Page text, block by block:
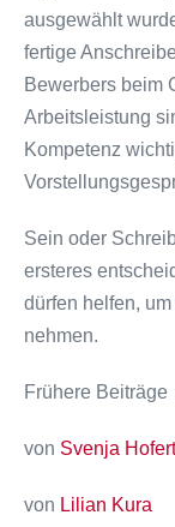
ausgewählt
fertige
Bewerbers beim
Arbeitsleistung
Kompetenz
Sein oder
ersteres
dürfen helfen,
nehmen.
Frühere
von Svenja Hofert
von Lilian Kura